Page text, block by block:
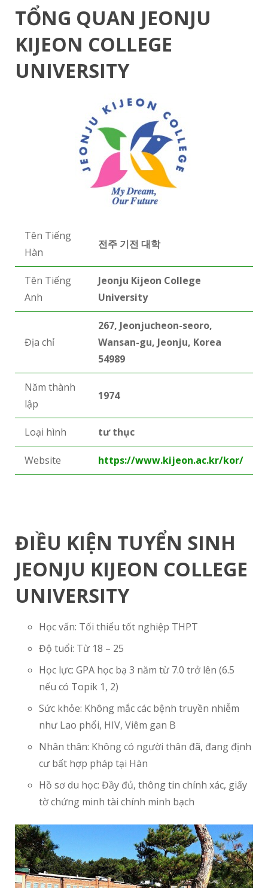
TỔNG QUAN JEONJU
KIJEON COLLEGE
UNIVERSITY
Tên Tiếng
Hàn
전주 기전 대학
Tên Tiếng
Anh
Jeonju Kijeon College
University
Địa chỉ
267, Jeonjucheon-seoro,
Wansan-gu, Jeonju, Korea
54989
Năm thành
lập
1974
Loại hình tư thục
Website https://www.kijeon.ac.kr/kor/
ĐIỀU KIỆN TUYỂN SINH
JEONJU KIJEON COLLEGE
UNIVERSITY
Học vấn: Tối thiểu tốt nghiệp THPT
Độ tuổi: Từ 18 – 25
Học lực: GPA học bạ 3 năm từ 7.0 trở lên (6.5
nếu có Topik 1, 2)
Sức khỏe: Không mắc các bệnh truyền nhiễm
như Lao phổi, HIV, Viêm gan B
Nhân thân: Không có người thân đã, đang định
cư bất hợp pháp tại Hàn
Hồ sơ du học: Đầy đủ, thông tin chính xác, giấy
tờ chứng minh tài chính minh bạch